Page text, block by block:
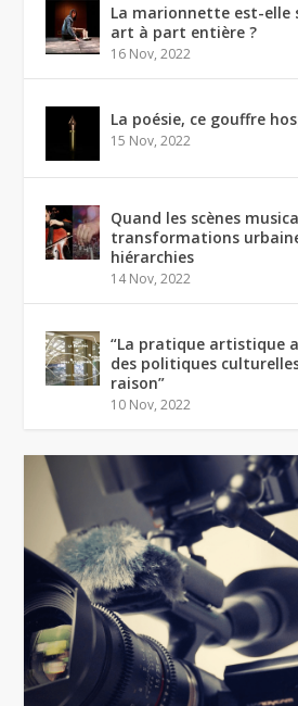
La marionnette est-elle
art à part entière ?
16 Nov, 2022
La poésie, ce gouffre
15 Nov, 2022
Quand les scènes
transformations
hiérarchies
14 Nov, 2022
“La pratique artistique
des politiques
raison”
10 Nov, 2022